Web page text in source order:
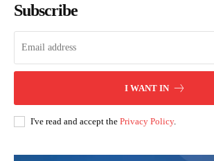
Subscribe
I WANT IN
I've read and accept the Privacy Policy.